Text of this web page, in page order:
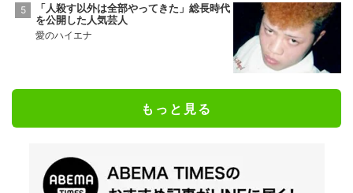
「人殺す以外は全部やってきた」総長時代
を公開した人気芸人
愛のハイエナ
もっと見る